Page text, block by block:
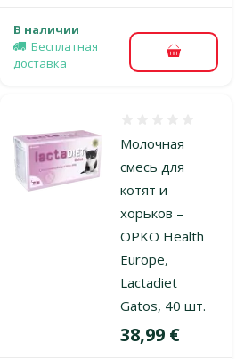
В наличии
Бесплатная
доставка
В корзину
Молочная
смесь для
котят и
хорьков –
OPKO Health
Europe,
Lactadiet
Gatos, 40 шт.
Цена
38,99 €